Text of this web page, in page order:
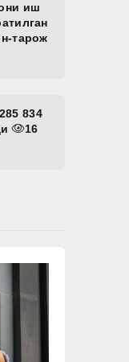
иш
тарож
834
16